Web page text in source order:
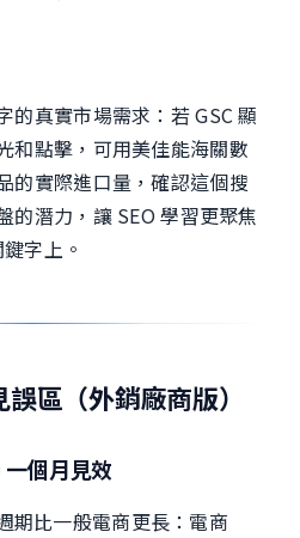
的真實市場需求：若 GSC 顯
和點擊，可用美佳能海關數
的實際進口量，確認這個搜
的潛力，讓 SEO 學習更聚焦
字上。
區（外銷廠商版）
個月見效
期比一般電商更長：電商